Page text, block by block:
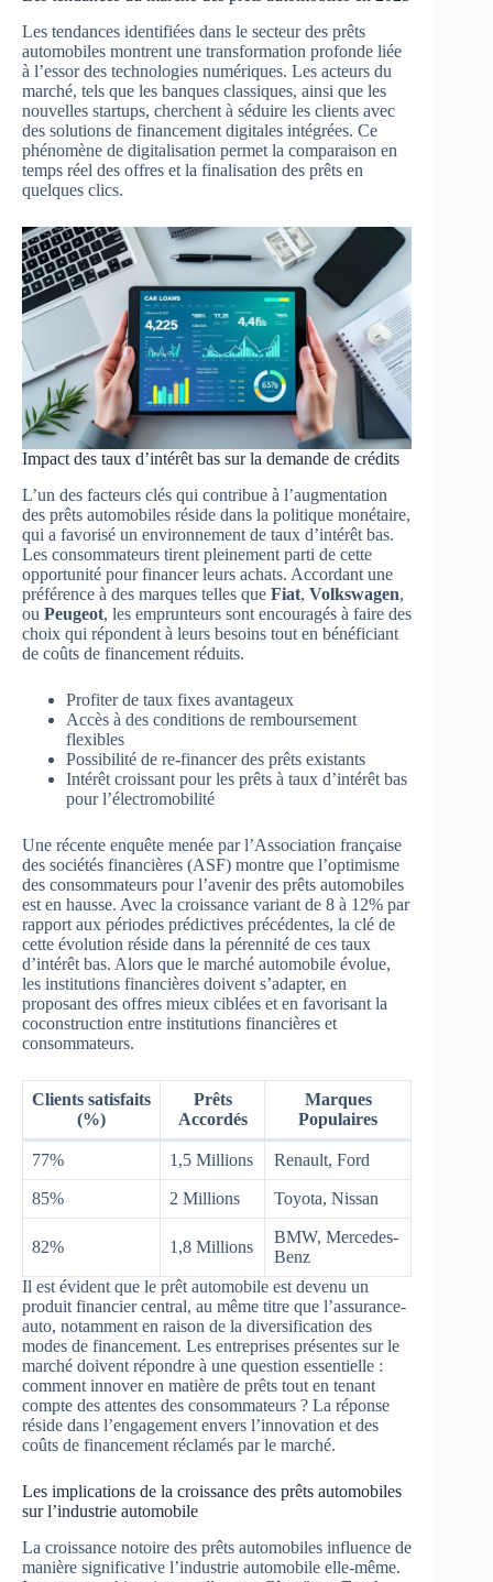
Les tendances identifiées dans le secteur des prêts
automobiles montrent une transformation profonde liée
à l’essor des technologies numériques. Les acteurs du
marché, tels que les banques classiques, ainsi que les
nouvelles startups, cherchent à séduire les clients avec
des solutions de financement digitales intégrées. Ce
phénomène de digitalisation permet la comparaison en
temps réel des offres et la finalisation des prêts en
quelques clics.
Impact des taux d’intérêt bas sur la demande de crédits
L’un des facteurs clés qui contribue à l’augmentation
des prêts automobiles réside dans la politique monétaire,
qui a favorisé un environnement de taux d’intérêt bas.
Les consommateurs tirent pleinement parti de cette
opportunité pour financer leurs achats. Accordant une
préférence à des marques telles que Fiat, Volkswagen,
ou Peugeot, les emprunteurs sont encouragés à faire des
choix qui répondent à leurs besoins tout en bénéficiant
de coûts de financement réduits.
Profiter de taux fixes avantageux
Accès à des conditions de remboursement
flexibles
Possibilité de re-financer des prêts existants
Intérêt croissant pour les prêts à taux d’intérêt bas
pour l’électromobilité
Une récente enquête menée par l’Association française
des sociétés financières (ASF) montre que l’optimisme
des consommateurs pour l’avenir des prêts automobiles
est en hausse. Avec la croissance variant de 8 à 12% par
rapport aux périodes prédictives précédentes, la clé de
cette évolution réside dans la pérennité de ces taux
d’intérêt bas. Alors que le marché automobile évolue,
les institutions financières doivent s’adapter, en
proposant des offres mieux ciblées et en favorisant la
coconstruction entre institutions financières et
consommateurs.
Clients satisfaits
(%)
Prêts
Accordés
Marques
Populaires
77% 1,5 Millions Renault, Ford
85% 2 Millions Toyota, Nissan
82% 1,8 Millions
BMW, Mercedes-
Benz
Il est évident que le prêt automobile est devenu un
produit financier central, au même titre que l’assurance-
auto, notamment en raison de la diversification des
modes de financement. Les entreprises présentes sur le
marché doivent répondre à une question essentielle :
comment innover en matière de prêts tout en tenant
compte des attentes des consommateurs ? La réponse
réside dans l’engagement envers l’innovation et des
coûts de financement réclamés par le marché.
Les implications de la croissance des prêts automobiles
sur l’industrie automobile
La croissance notoire des prêts automobiles influence de
manière significative l’industrie automobile elle-même.